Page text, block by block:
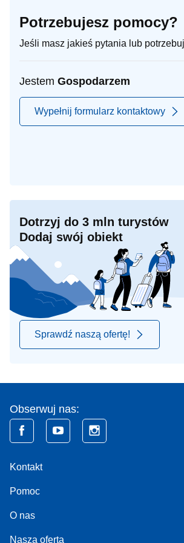
Potrzebujesz pomocy?
Jeśli masz jakieś pytania lub
Jestem Gospodarzem
Wypełnij formularz kontaktowy
Dotrzyj do 3 mln turystów
Dodaj swój obiekt
Sprawdź naszą ofertę!
Obserwuj nas:
Kontakt
Pomoc
O nas
Nasza oferta